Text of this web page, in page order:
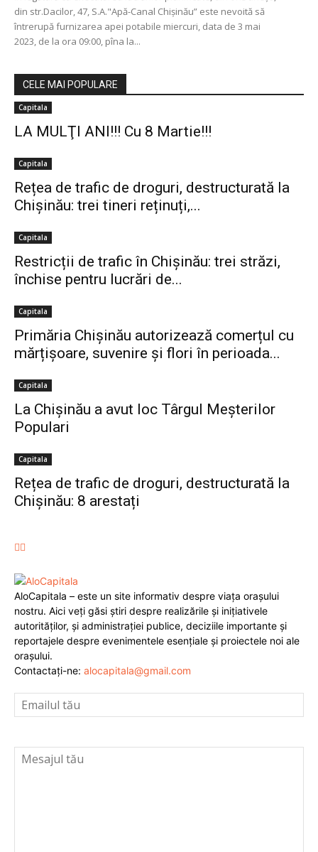
din str.Dacilor, 47, S.A."Apă-Canal Chişinău” este nevoită să
întrerupă furnizarea apei potabile miercuri, data de 3 mai
2023, de la ora 09:00, pîna la...
CELE MAI POPULARE
Capitala
LA MULŢI ANI!!! Cu 8 Martie!!!
Capitala
Rețea de trafic de droguri, destructurată la
Chișinău: trei tineri reținuți,...
Capitala
Restricții de trafic în Chișinău: trei străzi,
închise pentru lucrări de...
Capitala
Primăria Chișinău autorizează comerțul cu
mărțișoare, suvenire și flori în perioada...
Capitala
La Chișinău a avut loc Târgul Meșterilor
Populari
Capitala
Rețea de trafic de droguri, destructurată la
Chișinău: 8 arestați
AloCapitala – este un site informativ despre viața orașului
nostru. Aici veți găsi știri despre realizările și inițiativele
autorităților, și administrației publice, deciziile importante și
reportajele despre evenimentele esențiale și proiectele noi ale
orașului.
Contactați-ne: alocapitala@gmail.com